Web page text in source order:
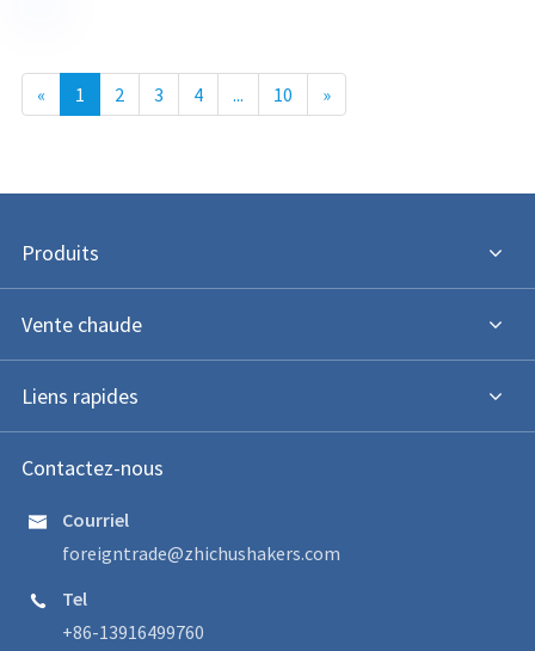
« 1 2 3 4 ... 10 »
Produits
Vente chaude
Liens rapides
Contactez-nous

Courriel
foreigntrade@zhichushakers.com

Tel
+86-13916499760